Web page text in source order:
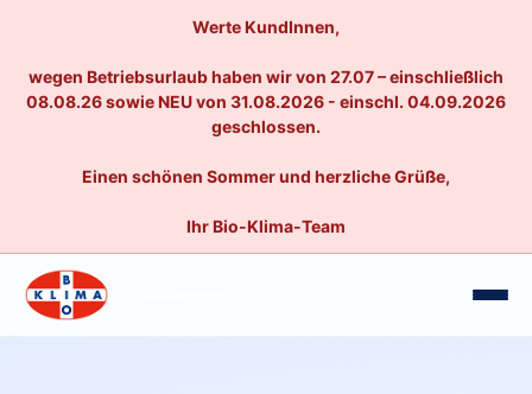
Werte KundInnen,
wegen Betriebsurlaub haben wir von 27.07 – einschließlich
08.08.26 sowie NEU von 31.08.2026 - einschl. 04.09.2026
geschlossen.
Einen schönen Sommer und herzliche Grüße,
Ihr Bio-Klima-Team